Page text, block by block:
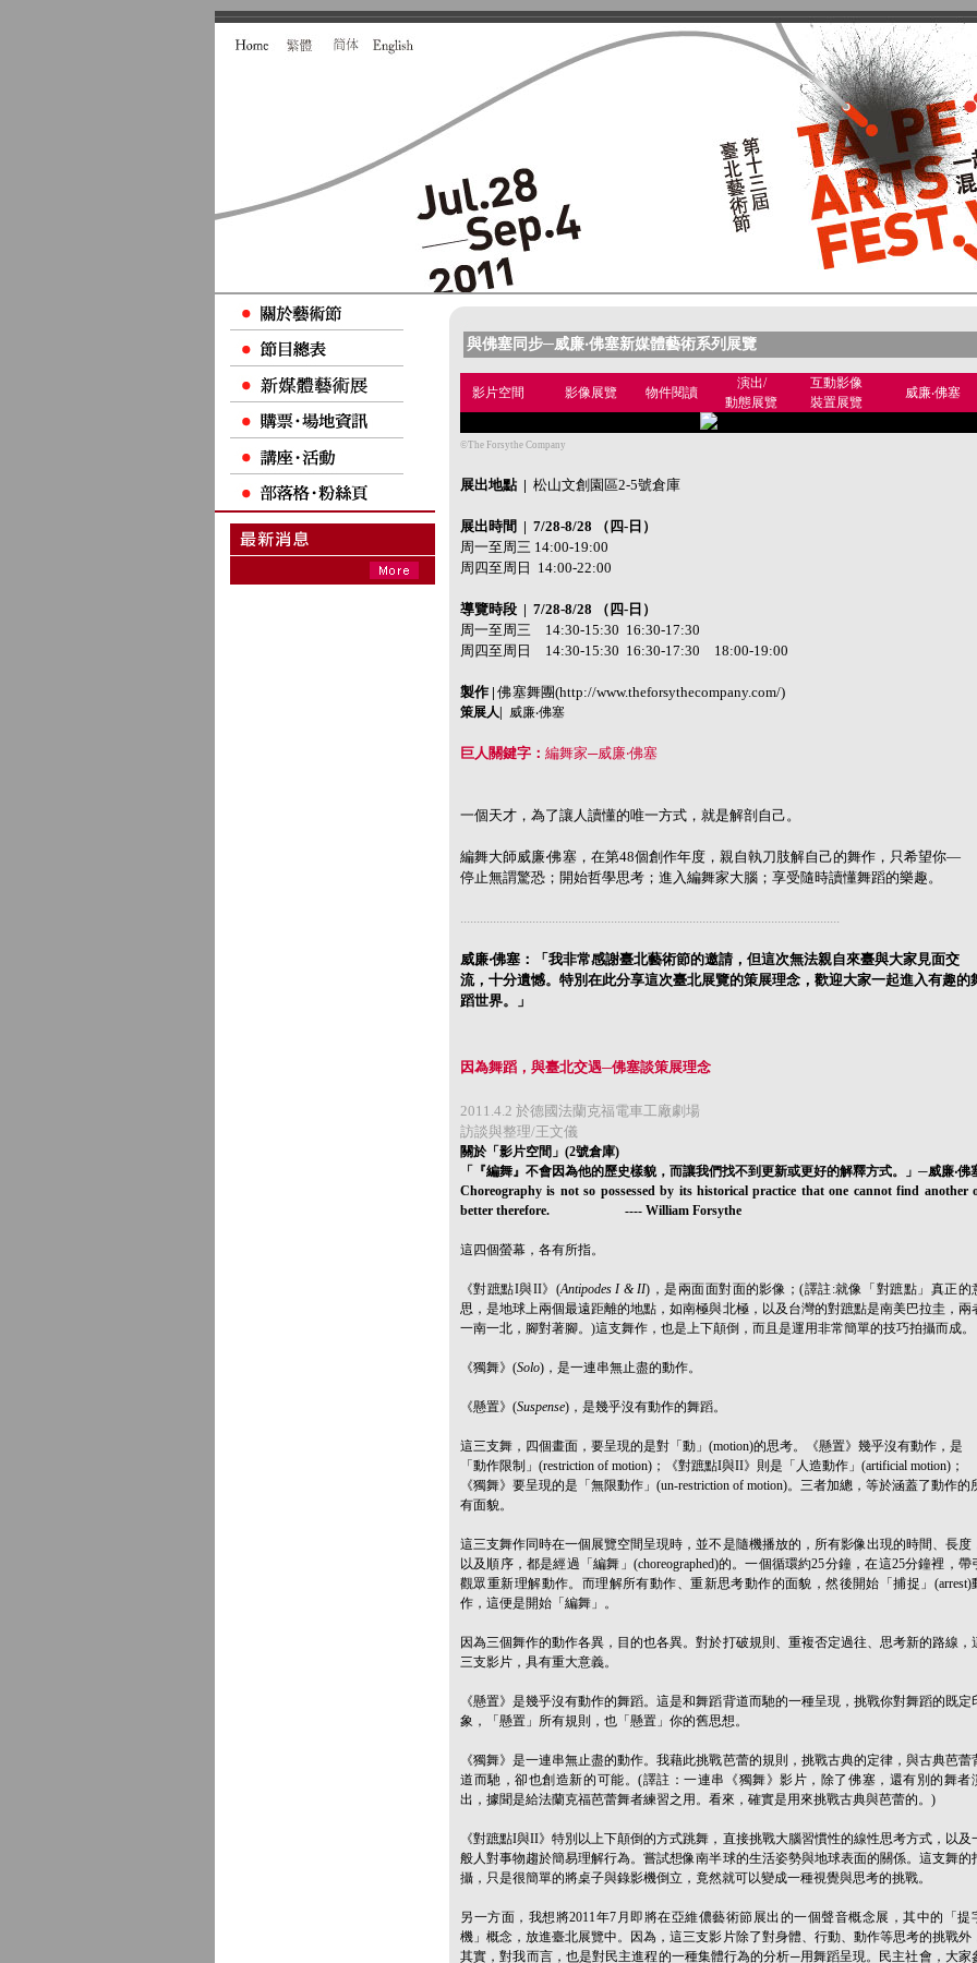
與佛塞同步─威廉‧佛塞新媒體藝術系列展覽
影片空間 影像展覽 物件閱讀
演出/
動態展覽
互動影像
裝置展覽
威廉‧佛塞
©The Forsythe Company
展出地點 | 松山文創園區2-5號倉庫
展出時間 | 7/28-8/28 （四-日）
周一至周三 14:00-19:00
周四至周日 14:00-22:00
導覽時段 | 7/28-8/28 （四-日）
周一至周三 14:30-15:30 16:30-17:30
周四至周日 14:30-15:30 16:30-17:30 18:00-19:00
製作 |佛塞舞團(http://www.theforsythecompany.com/)
策展人| 威廉‧佛塞
巨人關鍵字： 編舞家─威廉‧佛塞
一個天才，為了讓人讀懂的唯一方式，就是解剖自己。
編舞大師威廉‧佛塞，在第48個創作年度，親自執刀肢解自己的舞作，只希望你—
停止無謂驚恐；開始哲學思考；進入編舞家大腦；享受隨時讀懂舞蹈的樂趣。
威廉‧佛塞：「我非常感謝臺北藝術節的邀請，但這次無法親自來臺與大家見面交
流，十分遺憾。特別在此分享這次臺北展覽的策展理念，歡迎大家一起進入有趣的
蹈世界。
」
因為舞蹈，與臺北交遇─佛塞談策展理念
2011.4.2 於德國法蘭克福電車工廠劇場
訪談與整理/王文儀
關於「影片空間」(2號倉庫)
「『編舞』不會因為他的歷史樣貌，而讓我們找不到更新或更好的解釋方式。」─威廉‧佛
Choreography is not so possessed by its historical practice that one cannot find another
better therefore. ---- William Forsythe
這四個螢幕，各有所指。
《對蹠點I與II》(Antipodes I & II)，是兩面面對面的影像；(譯註:就像「對蹠點」真正的
思，是地球上兩個最遠距離的地點，如南極與北極，以及台灣的對蹠點是南美巴拉圭，兩
一南一北，腳對著腳。)這支舞作，也是上下顛倒，而且是運用非常簡單的技巧拍攝而成。
《獨舞》(Solo)，是一連串無止盡的動作。
《懸置》(Suspense)，是幾乎沒有動作的舞蹈。
這三支舞，四個畫面，要呈現的是對「動」(motion)的思考。《懸置》幾乎沒有動作，是
「動作限制」(restriction of motion)；《對蹠點I與II》則是「人造動作」(artificial motion)；
《獨舞》要呈現的是「無限動作」(un-restriction of motion)。三者加總，等於涵蓋了動作的
有面貌。
這三支舞作同時在一個展覽空間呈現時，並不是隨機播放的，所有影像出現的時間、長度
以及順序，都是經過「編舞」(choreographed)的。一個循環約25分鐘，在這25分鐘裡，帶
觀眾重新理解動作。而理解所有動作、重新思考動作的面貌，然後開始「捕捉」(arrest)
作，這便是開始「編舞」。
因為三個舞作的動作各異，目的也各異。對於打破規則、重複否定過往、思考新的路線，
三支影片，具有重大意義。
《懸置》是幾乎沒有動作的舞蹈。這是和舞蹈背道而馳的一種呈現，挑戰你對舞蹈的既定
象，「懸置」所有規則，也「懸置」你的舊思想。
《獨舞》是一連串無止盡的動作。我藉此挑戰芭蕾的規則，挑戰古典的定律，與古典芭蕾
道而馳，卻也創造新的可能。(譯註：一連串《獨舞》影片，除了佛塞，還有別的舞者
出，據聞是給法蘭克福芭蕾舞者練習之用。看來，確實是用來挑戰古典與芭蕾的。)
《對蹠點I與II》特別以上下顛倒的方式跳舞，直接挑戰大腦習慣性的線性思考方式，以及
般人對事物趨於簡易理解行為。嘗試想像南半球的生活姿勢與地球表面的關係。這支舞的
攝，只是很簡單的將桌子與錄影機倒立，竟然就可以變成一種視覺與思考的挑戰。
另一方面，我想將2011年7月即將在亞維儂藝術節展出的一個聲音概念展，其中的「提
機」概念，放進臺北展覽中。因為，這三支影片除了對身體、行動、動作等思考的挑戰外
其實，對我而言，也是對民主進程的一種集體行為的分析─用舞蹈呈現。民主社會，大家